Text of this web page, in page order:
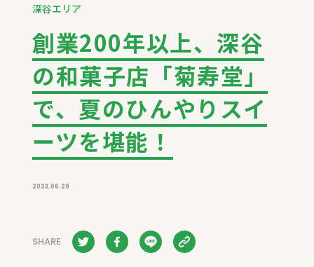
深谷エリア
創業200年以上、深谷
の和菓子店「菊寿堂」
で、夏のひんやりスイ
ーツを堪能！
2023.06.29
SHARE